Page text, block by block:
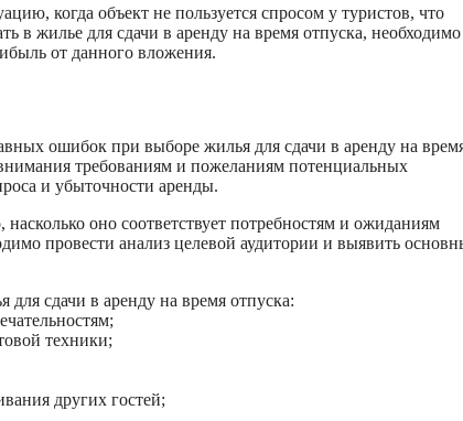
когда объект не пользуется спросом у туристов, что
в жилье для сдачи в аренду на время отпуска, необходимо
от данного вложения.
ошибок при выборе жилья для сдачи в аренду на
требованиям и пожеланиям потенциальных
и убыточности аренды.
оно соответствует потребностям и ожиданиям
провести анализ целевой аудитории и выявить
сдачи в аренду на время отпуска:
техники;
других гостей;